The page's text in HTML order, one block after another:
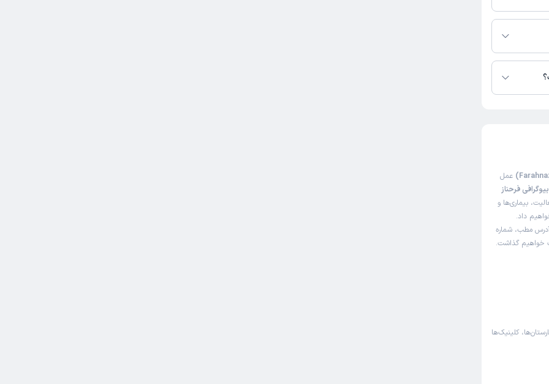
در دسترس نیست.
عمل
بیوگرافی فرحناز
بیماری‌ها و
داد.
مطب، شماره
خواهیم گذاشت.
کلینیک‌ها